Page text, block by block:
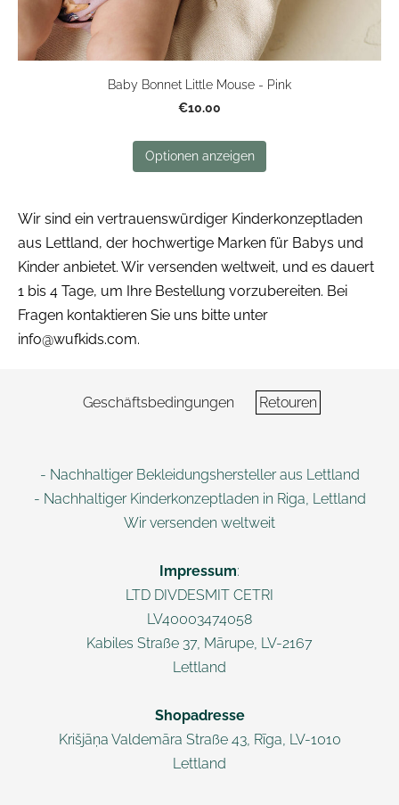
Wir sind ein vertrauenswürdiger Kinderkonzeptladen
aus Lettland, der hochwertige Marken für Babys und
Kinder anbietet. Wir versenden weltweit, und es dauert
1 bis 4 Tage, um Ihre Bestellung vorzubereiten. Bei
Fragen kontaktieren Sie uns bitte unter
info@wufkids.com.
Baby Bonnet Little Mouse - Pink
€10.00
Optionen anzeigen
Geschäftsbedingungen Retouren
- Nachhaltiger Bekleidungshersteller aus Lettland
- Nachhaltiger Kinderkonzeptladen in Riga, Lettland
Wir versenden weltweit
Impressum:
LTD DIVDESMIT CETRI
LV40003474058
Kabiles Straße 37, Mārupe, LV-2167
Lettland
Shopadresse
Krišjāņa Valdemāra Straße 43, Rīga, LV-1010
Lettland